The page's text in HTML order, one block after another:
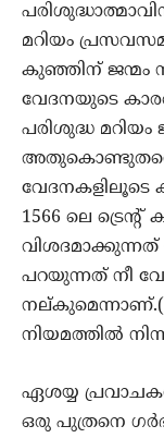
മറിയം
കുഞ്ഞിന് ജന്മം
വേദനയുടെ
പരിശുദ്ധ മറിയം
വേദനകളിലൂടെ
1566 ലെ
പറയുന്നത് നീ
നല്കുമെന്നാണ്.(
നിയമത്തില്‍
ഏശയ്യ
ഒരു പുത്രനെ